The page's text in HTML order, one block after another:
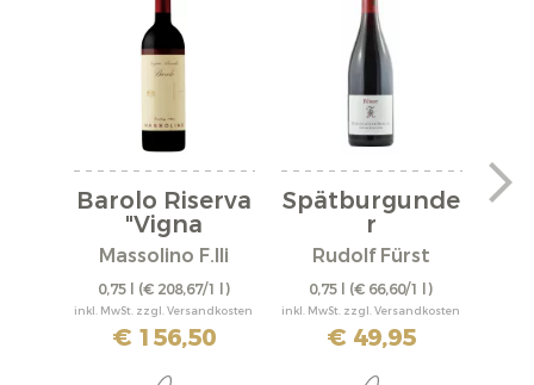
Barolo Riserva
"Vigna
Rionda"...
Massolino F.lli
0,75 l (€ 208,67/1 l)
inkl. MwSt. zzgl. Versandkosten
€ 156,50
Spätburgunde
r
"Bürgstadter...
Rudolf Fürst
0,75 l (€ 66,60/1 l)
inkl. MwSt. zzgl. Versandkosten
€ 49,95